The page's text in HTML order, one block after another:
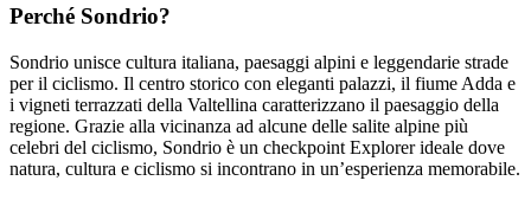
Perché Sondrio?
Sondrio unisce cultura italiana, paesaggi alpini e leggendarie strade
per il ciclismo. Il centro storico con eleganti palazzi, il fiume Adda e
i vigneti terrazzati della Valtellina caratterizzano il paesaggio della
regione. Grazie alla vicinanza ad alcune delle salite alpine più
celebri del ciclismo, Sondrio è un checkpoint Explorer ideale dove
natura, cultura e ciclismo si incontrano in un’esperienza memorabile.